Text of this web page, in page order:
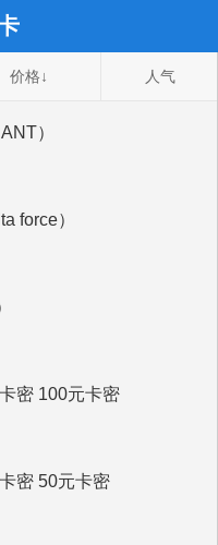
价格↓ 人气
）
force）
密 100元卡密
密 50元卡密